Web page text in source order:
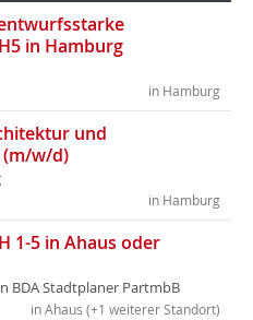
in Hamburg
in Hamburg
und
w/d)
in Hamburg
1-5 in Ahaus oder
BDA Stadtplaner PartmbB
in Ahaus (+1 weiterer Standort)